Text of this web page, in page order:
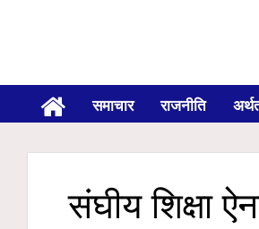
समाचार राजनीति
संघीय शिक्षा